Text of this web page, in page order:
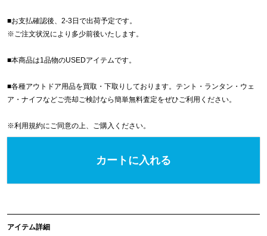
■お支払確認後、2-3日で出荷予定です。
※ご注文状況により多少前後いたします。
■本商品は1品物のUSEDアイテムです。
■各種アウトドア用品を買取・下取りしております。テント・ランタン・ウェ
ア・ナイフなどご売却ご検討なら簡単無料査定をぜひご利用ください。
※利用規約にご同意の上、ご購入ください。
カートに入れる
アイテム詳細